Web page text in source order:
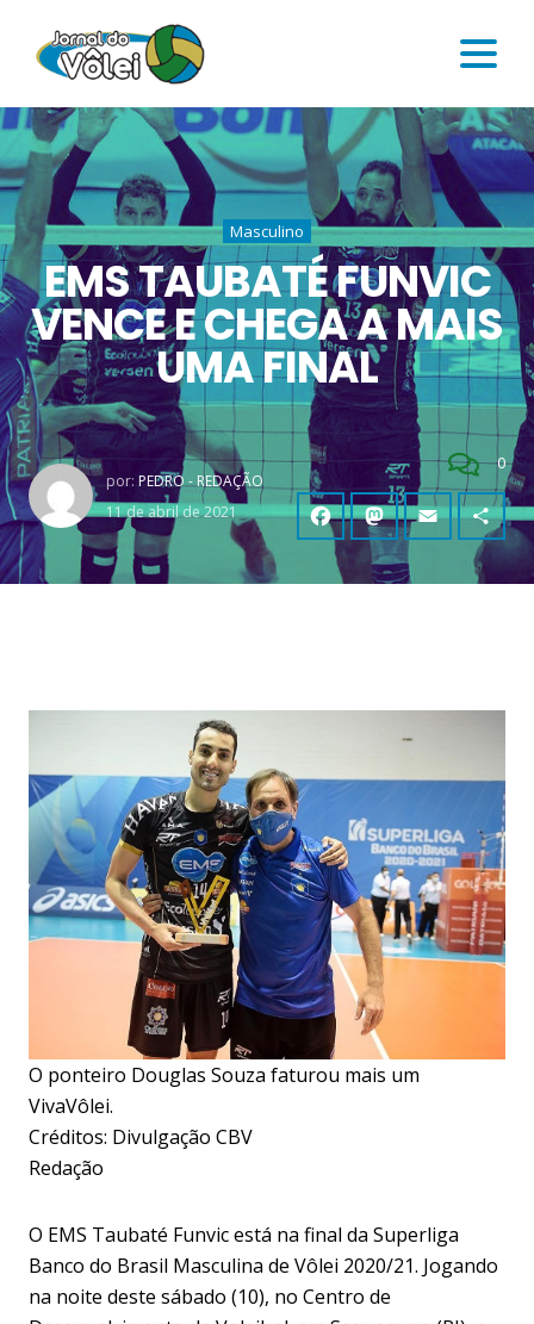
Masculino
EMS TAUBATÉ FUNVIC
VENCE E CHEGA A MAIS
UMA FINAL
por: PEDRO - REDAÇÃO
11 de abril de 2021
0
O ponteiro Douglas Souza faturou mais um
VivaVôlei.
Créditos: Divulgação CBV
Redação
O EMS Taubaté Funvic está na final da Superliga
Banco do Brasil Masculina de Vôlei 2020/21. Jogando
na noite deste sábado (10), no Centro de